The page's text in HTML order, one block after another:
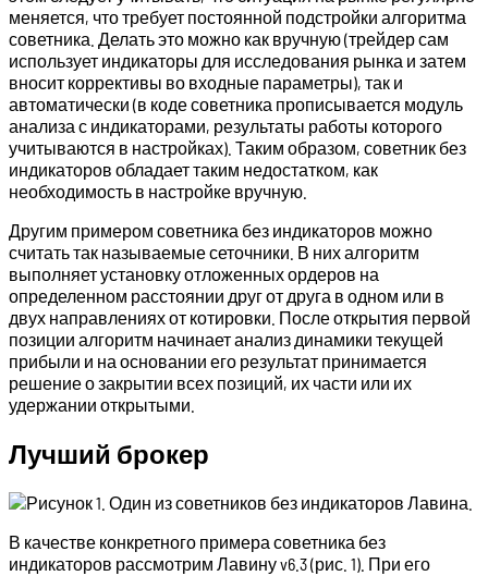
меняется, что требует постоянной подстройки алгоритма
советника. Делать это можно как вручную (трейдер сам
использует индикаторы для исследования рынка и затем
вносит коррективы во входные параметры), так и
автоматически (в коде советника прописывается модуль
анализа с индикаторами, результаты работы которого
учитываются в настройках). Таким образом, советник без
индикаторов обладает таким недостатком, как
необходимость в настройке вручную.
Другим примером советника без индикаторов можно
считать так называемые сеточники. В них алгоритм
выполняет установку отложенных ордеров на
определенном расстоянии друг от друга в одном или в
двух направлениях от котировки. После открытия первой
позиции алгоритм начинает анализ динамики текущей
прибыли и на основании его результат принимается
решение о закрытии всех позиций, их части или их
удержании открытыми.
Лучший брокер
В качестве конкретного примера советника без
индикаторов рассмотрим Лавину v6.3 (рис. 1). При его